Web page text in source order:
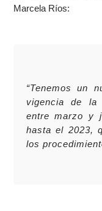
Marcela Ríos:
“Tenemos un
vigencia de la
entre marzo y
hasta el 2023,
los